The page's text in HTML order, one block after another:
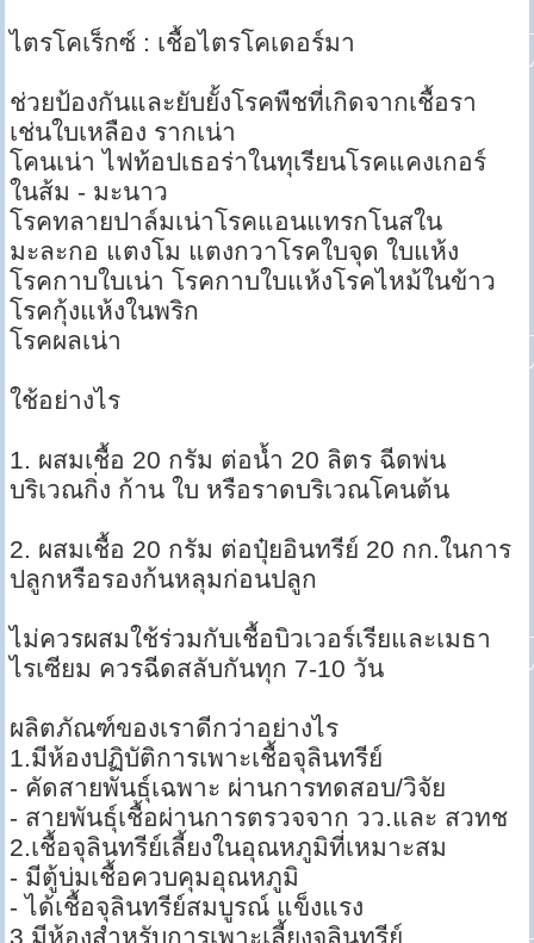
ไตรโคเร็กซ์ : เชื้อไตรโคเดอร์มา
ช่วยป้องกันและยับยั้งโรคพืชที่เกิดจากเชื้อรา
เช่นใบเหลือง รากเน่า
โคนเน่า ไฟท้อปเธอร่าในทุเรียนโรคแคงเกอร์
ในส้ม - มะนาว
โรคทลายปาล์มเน่าโรคแอนแทรกโนสใน
มะละกอ แตงโม แตงกวาโรคใบจุด ใบแห้ง
โรคกาบใบเน่า โรคกาบใบแห้งโรคไหม้ในข้าว
โรคกุ้งแห้งในพริก
โรคผลเน่า
ใช้อย่างไร
1. ผสมเชื้อ 20 กรัม ต่อน้ำ 20 ลิตร ฉีดพ่น
บริเวณกิ่ง ก้าน ใบ หรือราดบริเวณโคนต้น
2. ผสมเชื้อ 20 กรัม ต่อปุ๋ยอินทรีย์ 20 กก.ในการ
ปลูกหรือรองก้นหลุมก่อนปลูก
ไม่ควรผสมใช้ร่วมกับเชื้อบิวเวอร์เรียและเมธา
ไรเซียม ควรฉีดสลับกันทุก 7-10 วัน
ผลิตภัณฑ์ของเราดีกว่าอย่างไร
1.มีห้องปฏิบัติการเพาะเชื้อจุลินทรีย์
- คัดสายพันธุ์เฉพาะ ผ่านการทดสอบ/วิจัย
- สายพันธุ์เชื้อผ่านการตรวจจาก วว.และ สวทช
2.เชื้อจุลินทรีย์เลี้ยงในอุณหภูมิที่เหมาะสม
- มีตู้บ่มเชื้อควบคุมอุณหภูมิ
- ได้เชื้อจุลินทรีย์สมบูรณ์ แข็งแรง
3.มีห้องสำหรับการเพาะเลี้ยงจุลินทรีย์